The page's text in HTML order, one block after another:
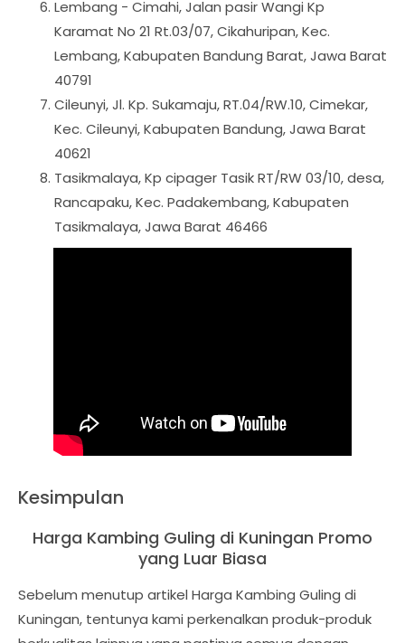
Lembang - Cimahi, Jalan pasir Wangi Kp
Karamat No 21 Rt.03/07, Cikahuripan, Kec.
Lembang, Kabupaten Bandung Barat, Jawa Barat
40791
Cileunyi, Jl. Kp. Sukamaju, RT.04/RW.10, Cimekar,
Kec. Cileunyi, Kabupaten Bandung, Jawa Barat
40621
Tasikmalaya, Kp cipager Tasik RT/RW 03/10, desa,
Rancapaku, Kec. Padakembang, Kabupaten
Tasikmalaya, Jawa Barat 46466
Kesimpulan
Harga Kambing Guling di Kuningan Promo
yang Luar Biasa
Sebelum menutup artikel Harga Kambing Guling di
Kuningan, tentunya kami perkenalkan produk-produk